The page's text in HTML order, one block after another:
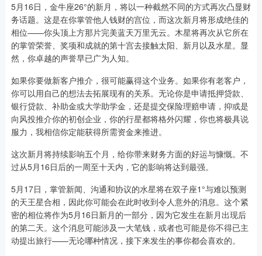
5月16日，金牛座26°的新月，将以一种截然不同的方式再次凸显财
务话题。这是在你掌管他人钱财的宫位，而这次新月将形成绝佳的
相位——你头顶上方那片完美蓝天万里无云。木星将再次从它所在
的掌管荣誉、奖项和成就的第十宫去接触太阳、新月以及水星。显
然，你卓越的声誉早已广为人知。
如果你要做新客户推介，很可能赢得这个业务。如果你有老客户，
你可以用自己的想法去拓展现有的关系。无论你是申请抵押贷款、
银行贷款、补助金或大学助学金，还是提交保险理赔申请，抑或是
向风投推介你的初创企业，你的行星都将格外闪耀，你也将极具说
服力，我相信你定能获得所需资金来推进。
这次新月将持续影响五个月，给你带来财务方面的好运与慷慨。不
过从5月16日后的一周至十天内，它的影响将达到最强。
5月17日，掌管新闻、沟通和协议的水星将在双子座1°与难以预测
的天王星合相，因此你可能会在此时收到令人意外的消息。这个紧
密的相位将作为5月16日新月的一部分，因为它发生在新月出现后
的第二天。这个消息可能涉及一大笔钱，或者也可能是你不得已主
动提出旅行——无论哪种情况，接下来发生的事你都会喜欢的。